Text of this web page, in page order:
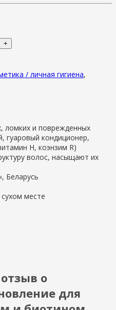
+
/ личная гигиена,
ломких и поврежденных
гуаровый кондиционер,
Н, коэнзим R)
волос, насыщают их
Беларусь
месте
о
для